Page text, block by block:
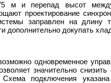
м и перепад высот
проектирование
заправлен на длину
дополнительно докупать
одновременное
значительно
Схема подключения